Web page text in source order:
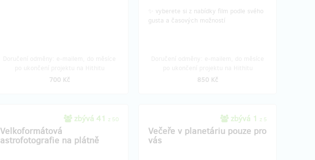
700 Kč
✨ vyberete si z nabídky film podle svého
gusta a časových možností
850 Kč
zbývá 41 z 50
Velkoformátová
astrofotografie na plátně
zbývá 1 z 5
Večeře v planetáriu pouze pro
vás